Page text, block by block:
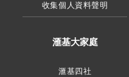
收集個人資料聲明
滙基大家庭
滙基四社